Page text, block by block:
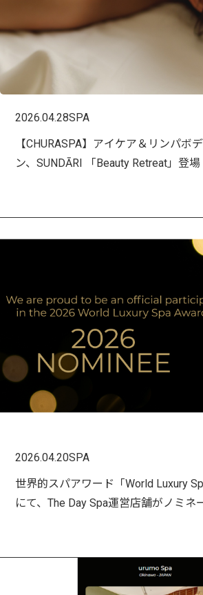
2026.04.28SPA
【CHURASPA】アイケア＆リンパボ
ン、SUNDĀRI 「Beauty Retreat」登場
2026.04.20SPA
世界的スパアワード「World Luxury
にて、The Day Spa運営店舗がノミネ